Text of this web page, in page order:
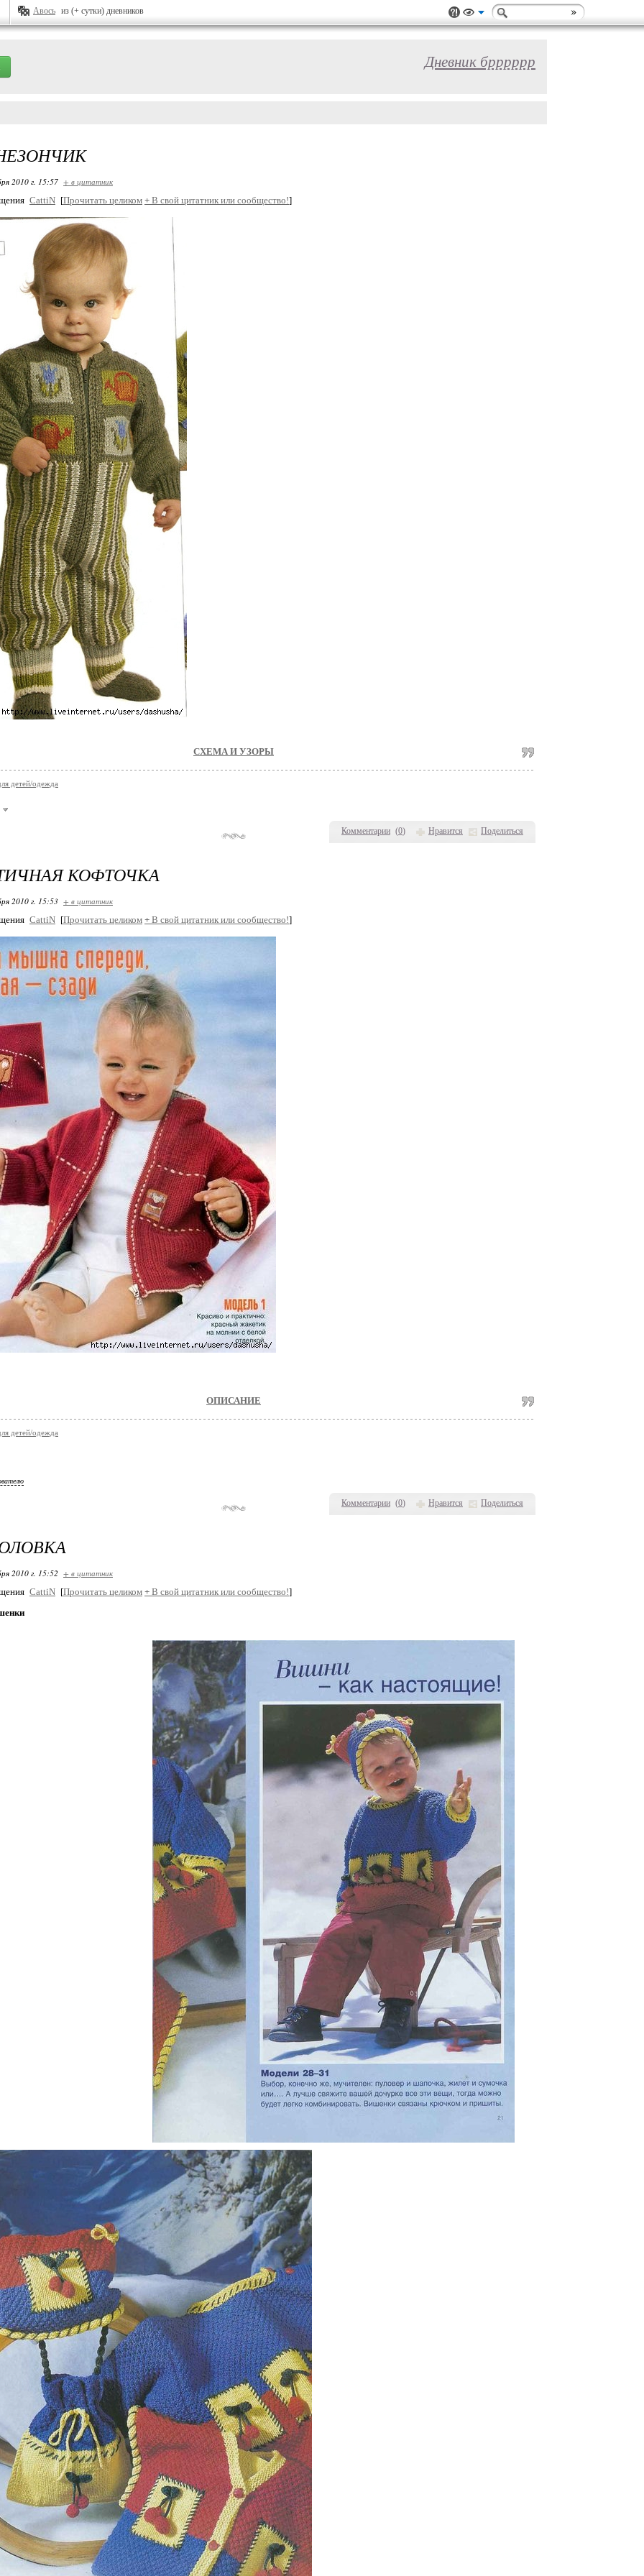
Авось из (+ сутки) дневников
Дневник брррррр
Комментарии (0) Нравится Поделиться
2010 г. 15:57 + в цитатник
CattiN [Прочитать целиком + В свой цитатник или сообщество!]
СХЕМА И УЗОРЫ
детей/одежда
Комментарии (0) Нравится Поделиться
КОФТОЧКА
2010 г. 15:53 + в цитатник
CattiN [Прочитать целиком + В свой цитатник или сообщество!]
ОПИСАНИЕ
детей/одежда
2010 г. 15:52 + в цитатник
CattiN [Прочитать целиком + В свой цитатник или сообщество!]